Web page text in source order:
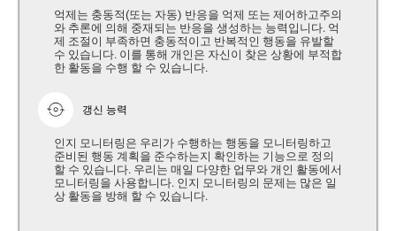
억제는 충동적(또는 자동) 반응을 억제 또는 제어하고주의
와 추론에 의해 중재되는 반응을 생성하는 능력입니다. 억
제 조절이 부족하면 충동적이고 반복적인 행동을 유발할
수 있습니다. 이를 통해 개인은 자신이 찾은 상황에 부적합
한 활동을 수행 할 수 있습니다.
갱신 능력
인지 모니터링은 우리가 수행하는 행동을 모니터링하고
준비된 행동 계획을 준수하는지 확인하는 기능으로 정의
할 수 있습니다. 우리는 매일 다양한 업무와 개인 활동에서
모니터링을 사용합니다. 인지 모니터링의 문제는 많은 일
상 활동을 방해 할 수 있습니다.